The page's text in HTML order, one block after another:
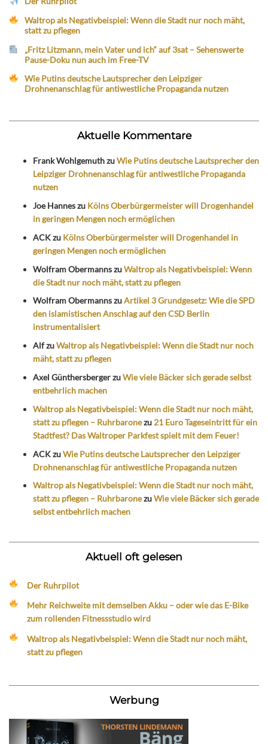
Waltrop als Negativbeispiel: Wenn die Stadt nur noch mäht,
statt zu pflegen
„Fritz Litzmann, mein Vater und ich“ auf 3sat – Sehenswerte
Pause-Doku nun auch im Free-TV
Wie Putins deutsche Lautsprecher den Leipziger
Drohnenanschlag für antiwestliche Propaganda nutzen
Aktuelle Kommentare
Frank WohlgemuthzuWie Putins deutsche Lautsprecher den
Leipziger Drohnenanschlag für antiwestliche Propaganda
nutzen
Joe Hanneszu Kölns Oberbürgermeister will Drogenhandel
in geringen Mengen noch ermöglichen
ACKzu Kölns Oberbürgermeister will Drogenhandel in
geringen Mengen noch ermöglichen
Wolfram ObermannszuWaltrop als Negativbeispiel: Wenn
die Stadt nur noch mäht, statt zu pflegen
Wolfram ObermannszuArtikel 3 Grundgesetz: Wie die SPD
den islamistischen Anschlag auf den CSD Berlin
instrumentalisiert
AlfzuWaltrop als Negativbeispiel: Wenn die Stadt nur noch
mäht, statt zu pflegen
Axel GünthersbergerzuWie viele Bäcker sich gerade selbst
entbehrlich machen
Waltrop als Negativbeispiel: Wenn die Stadt nur noch mäht,
statt zu pflegen – Ruhrbaronezu 21 Euro Tageseintritt für ein
Stadtfest? Das Waltroper Parkfest spielt mit dem Feuer!
ACKzuWie Putins deutsche Lautsprecher den Leipziger
Drohnenanschlag für antiwestliche Propaganda nutzen
Waltrop als Negativbeispiel: Wenn die Stadt nur noch mäht,
statt zu pflegen – RuhrbaronezuWie viele Bäcker sich gerade
selbst entbehrlich machen
Aktuell oft gelesen
Der Ruhrpilot
Mehr Reichweite mit demselben Akku – oder wie das E-Bike
zum rollenden Fitnessstudio wird
Waltrop als Negativbeispiel: Wenn die Stadt nur noch mäht,
statt zu pflegen
Werbung